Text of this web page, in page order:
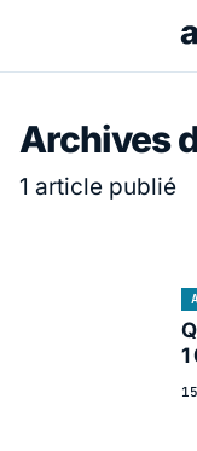
Archives
1 article publié
1